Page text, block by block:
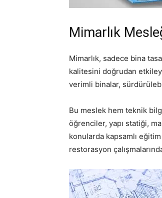
Mimarlık
Mimarlık, sadece bina
kalitesini doğrudan
verimli binalar,
Bu meslek hem teknik
öğrenciler, yapı statiği,
konularda kapsamlı
restorasyon